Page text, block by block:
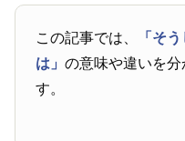
この記事では、 「そ
は」の意味や違いを
す。